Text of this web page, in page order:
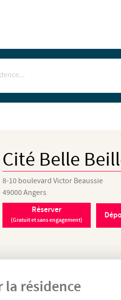
Cité Belle
8-10 boulevard Victor Beaussie
49000Angers
Réserver
(Gratuit et sans engagement)
la résidence